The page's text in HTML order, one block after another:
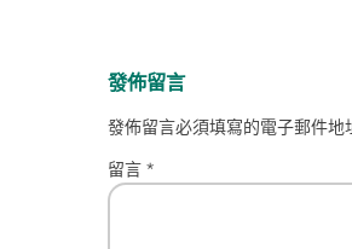
發佈留言
發佈留言必須填寫的電子郵件地
留言 *